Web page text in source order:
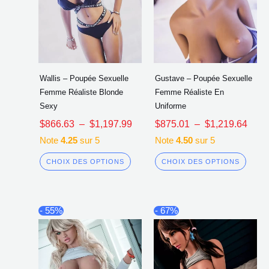
Wallis – Poupée Sexuelle
Femme Réaliste Blonde
Sexy
$866.63 – $1,197.99
Note 4.25sur 5
CHOIX DES OPTIONS
Gustave – Poupée Sexuelle
Femme Réaliste En
Uniforme
$875.01 – $1,219.64
Note 4.50sur 5
CHOIX DES OPTIONS
du
- 55%
Plage
de
prix :
$885.88
à
produit
a
plusieurs
- 67%
de
à